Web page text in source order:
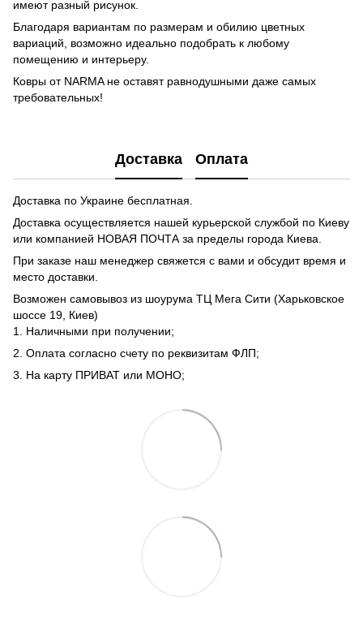
имеют разный рисунок.
Благодаря вариантам по размерам и обилию цветных
вариаций, возможно идеально подобрать к любому
помещению и интерьеру.
Ковры от NARMA не оставят равнодушными даже самых
требовательных!
Доставка Оплата
Доставка по Украине бесплатная.
Доставка осуществляется нашей курьерской службой по Киеву
или компанией НОВАЯ ПОЧТА за пределы города Киева.
При заказе наш менеджер свяжется с вами и обсудит время и
место доставки.
Возможен самовывоз из шоурума ТЦ Мега Сити (Харьковское
шоссе 19, Киев)
1. Наличными при получении;
2. Оплата согласно счету по реквизитам ФЛП;
3. На карту ПРИВАТ или МОНО;